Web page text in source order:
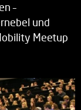
–
und
Meetup